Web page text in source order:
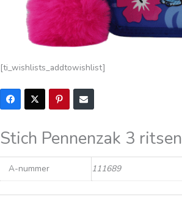
[ti_wishlists_addtowishlist]
Stich Pennenzak 3 ritsen
A-nummer 111689